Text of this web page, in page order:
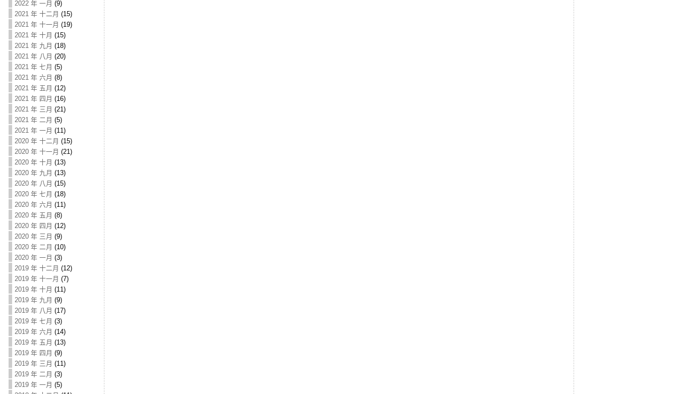
2022 年 一月 (9)
2021 年 十二月 (15)
2021 年 十一月 (19)
2021 年 十月 (15)
2021 年 九月 (18)
2021 年 八月 (20)
2021 年 七月 (5)
2021 年 六月 (8)
2021 年 五月 (12)
2021 年 四月 (16)
2021 年 三月 (21)
2021 年 二月 (5)
2021 年 一月 (11)
2020 年 十二月 (15)
2020 年 十一月 (21)
2020 年 十月 (13)
2020 年 九月 (13)
2020 年 八月 (15)
2020 年 七月 (18)
2020 年 六月 (11)
2020 年 五月 (8)
2020 年 四月 (12)
2020 年 三月 (9)
2020 年 二月 (10)
2020 年 一月 (3)
2019 年 十二月 (12)
2019 年 十一月 (7)
2019 年 十月 (11)
2019 年 九月 (9)
2019 年 八月 (17)
2019 年 七月 (3)
2019 年 六月 (14)
2019 年 五月 (13)
2019 年 四月 (9)
2019 年 三月 (11)
2019 年 二月 (3)
2019 年 一月 (5)